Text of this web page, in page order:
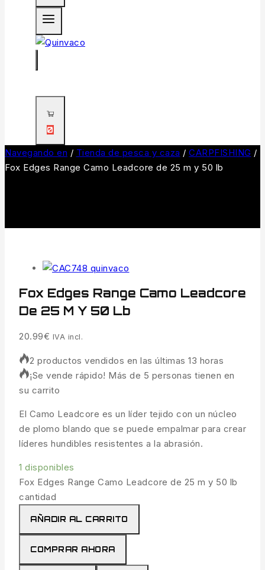
0
Navegando en / Tienda de pesca y caza / CARPFISHING /
Fox Edges Range Camo Leadcore de 25 m y 50 lb
Fox Edges Range Camo Leadcore
De 25 M Y 50 Lb
20.99€ IVA incl.
2 productos vendidos en las últimas 13 horas
¡Se vende rápido! Más de 5 personas tienen en
su carrito
El Camo Leadcore es un líder tejido con un núcleo
de plomo blando que se puede empalmar para crear
líderes hundibles resistentes a la abrasión.
1 disponibles
Fox Edges Range Camo Leadcore de 25 m y 50 lb
cantidad
AÑADIR AL CARRITO
COMPRAR AHORA